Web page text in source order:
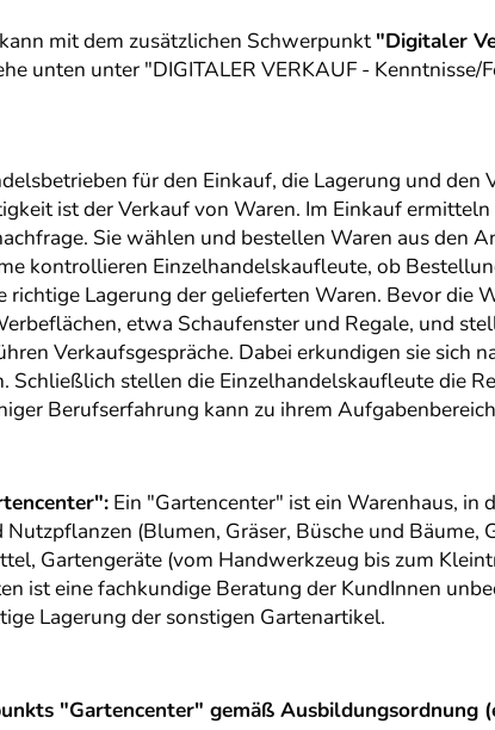
mit dem zusätzlichen Schwerpunkt"Digitaler
unten unter "DIGITALER VERKAUF -
für den Einkauf, die Lagerung und
ist der Verkauf von Waren. Im Einkauf
Sie wählen und bestellen Waren aus den
kontrollieren Einzelhandelskaufleute, ob
Lagerung der gelieferten Waren. Bevor die
etwa Schaufenster und Regale, und
Verkaufsgespräche. Dabei erkundigen sie sich
Schließlich stellen die Einzelhandelskaufleute die
Berufserfahrung kann zu ihrem
Ein "Gartencenter" ist ein Warenhaus, in
(Blumen, Gräser, Büsche und Bäume,
Gartengeräte (vom Handwerkzeug bis zum
ist eine fachkundige Beratung der KundInnen
Lagerung der sonstigen Gartenartikel.
"Gartencenter" gemäß Ausbildungsordnung